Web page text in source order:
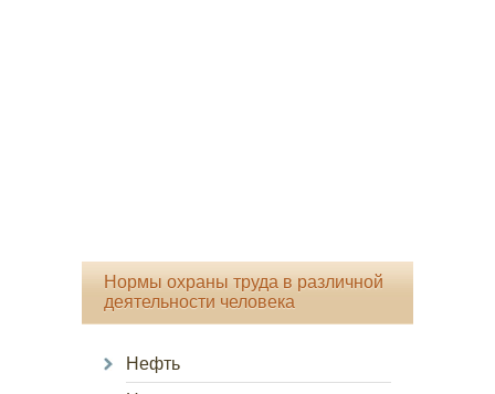
Нормы охраны труда в различной
деятельности человека
Нефть